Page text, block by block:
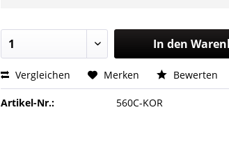
In den
Vergleichen Merken Bewerten
Artikel-Nr.: 560C-KOR